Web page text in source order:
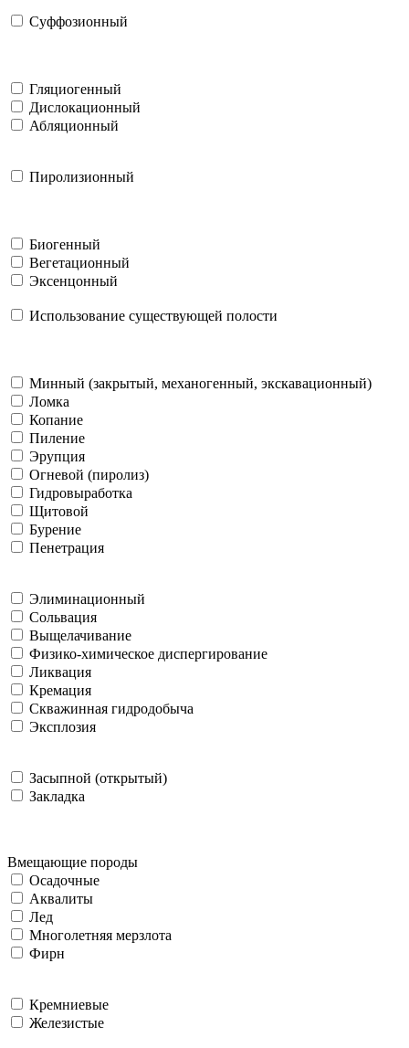
Суффозионный
Гляциогенный
Дислокационный
Абляционный
Пиролизионный
Биогенный
Вегетационный
Эксенцонный
Использование существующей полости
Минный (закрытый, механогенный, экскавационный)
Ломка
Копание
Пиление
Эрупция
Огневой (пиролиз)
Гидровыработка
Щитовой
Бурение
Пенетрация
Элиминационный
Сольвация
Выщелачивание
Физико-химическое диспергирование
Ликвация
Кремация
Скважинная гидродобыча
Эксплозия
Засыпной (открытый)
Закладка
Вмещающие породы
Осадочные
Аквалиты
Лед
Многолетняя мерзлота
Фирн
Кремниевые
Железистые